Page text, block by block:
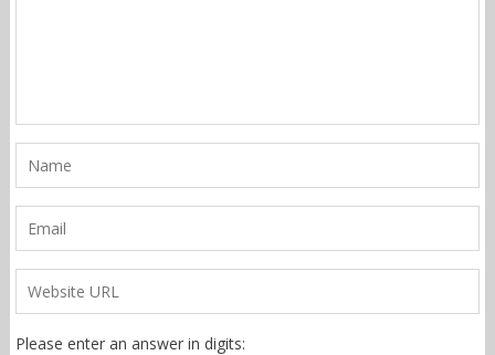
Please enter an answer in digits: